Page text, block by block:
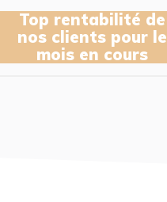
Top rentabilité de
nos clients pour le
mois en cours